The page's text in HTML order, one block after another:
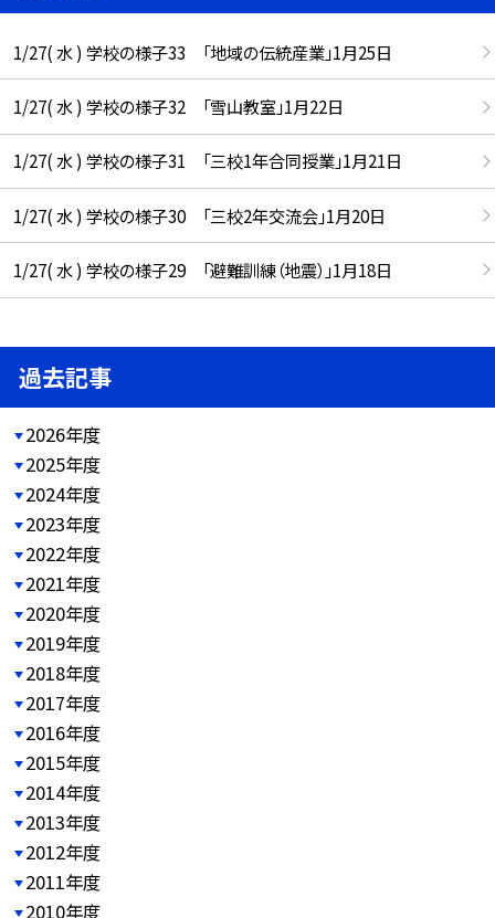
1/27( 水 ) 学校の様子33 「地域の伝統産業」1月25日
1/27( 水 ) 学校の様子32 「雪山教室」1月22日
1/27( 水 ) 学校の様子31 「三校1年合同授業」1月21日
1/27( 水 ) 学校の様子30 「三校2年交流会」1月20日
1/27( 水 ) 学校の様子29 「避難訓練（地震）」1月18日
過去記事
2026年度
2025年度
2024年度
2023年度
2022年度
2021年度
2020年度
2019年度
2018年度
2017年度
2016年度
2015年度
2014年度
2013年度
2012年度
2011年度
2010年度